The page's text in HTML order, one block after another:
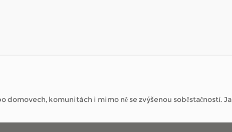
komunitách i mimo ně se zvýšenou soběstačností.